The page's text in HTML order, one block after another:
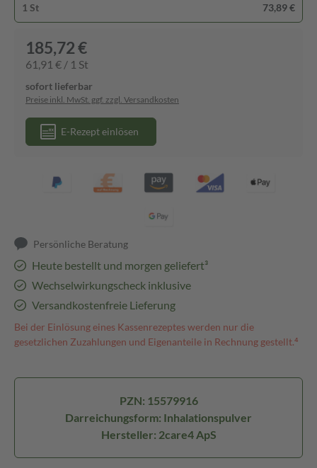
1 St 73,89 €
185,72 €
61,91 € / 1 St
sofort lieferbar
Preise inkl. MwSt. ggf. zzgl. Versandkosten
E-Rezept einlösen
Persönliche Beratung
Heute bestellt und morgen geliefert³
Wechselwirkungscheck inklusive
Versandkostenfreie Lieferung
Bei der Einlösung eines Kassenrezeptes werden nur die
gesetzlichen Zuzahlungen und Eigenanteile in Rechnung gestellt.⁴
PZN: 15579916
Darreichungsform: Inhalationspulver
Hersteller: 2care4 ApS